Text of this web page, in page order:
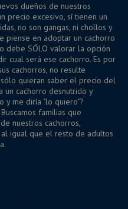
dueños de nuestros
precio excesivo, sí tienen un
no son gangas, ni chollos y
piense en adoptar un cachorro
debe SÓLO valorar la opción
cual será ese cachorro. Es por
cachorros, no resulte
quieran saber el precio del
un cachorro desnutrido y
y me diría "lo quiero"?
familias que
nuestros cachorros,
al igual que el resto de adultos